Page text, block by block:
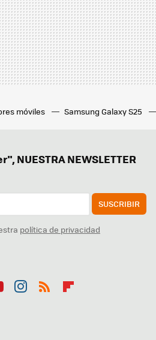
móviles Samsung Galaxy S25
NUESTRA NEWSLETTER
SUSCRIBIR
política de privacidad